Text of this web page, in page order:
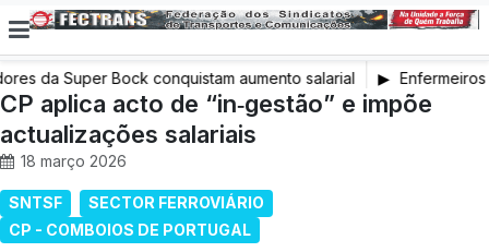
da Super Bock conquistam aumento salarial
em Greve
CP aplica acto de “in‑gestão” e impõe
actualizações salariais
18 março 2026
SNTSF
SECTOR FERROVIÁRIO
CP - COMBOIOS DE PORTUGAL